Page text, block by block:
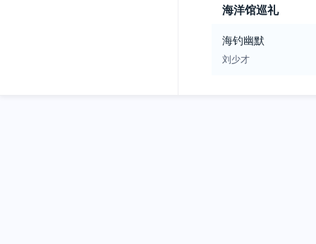
海洋馆巡礼
海钓幽默
刘少才